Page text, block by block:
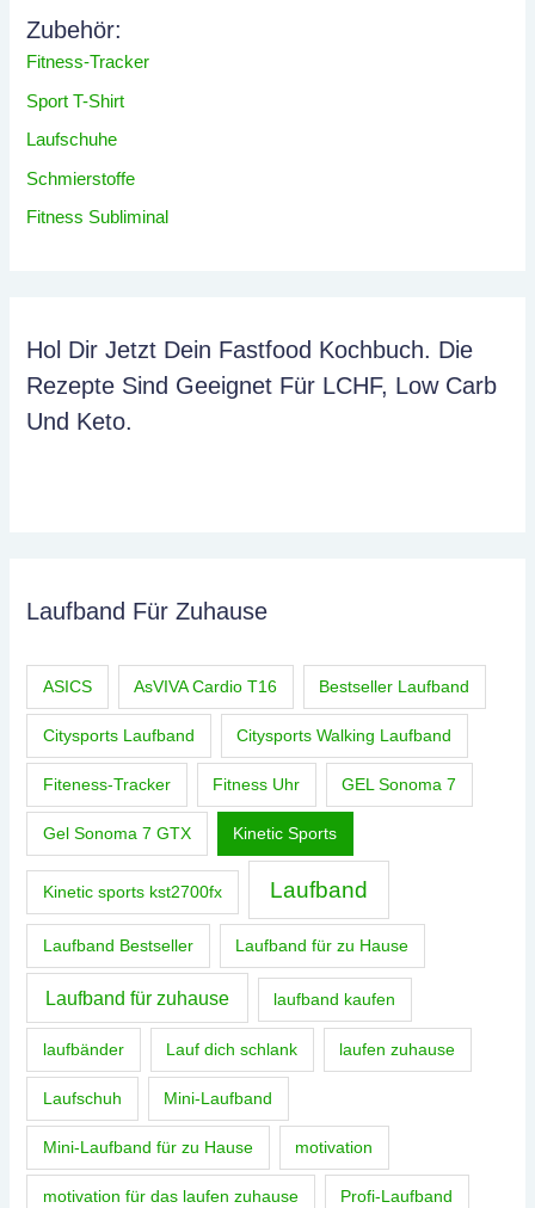
Zubehör:
Fitness-Tracker
Sport T-Shirt
Laufschuhe
Schmierstoffe
Fitness Subliminal
Hol Dir Jetzt Dein Fastfood Kochbuch. Die
Rezepte Sind Geeignet Für LCHF, Low Carb
Und Keto.
Laufband Für Zuhause
ASICS AsVIVA Cardio T16 Bestseller Laufband
Citysports Laufband Citysports Walking Laufband
Fiteness-Tracker Fitness Uhr GEL Sonoma 7
Gel Sonoma 7 GTX Kinetic Sports
Kinetic sports kst2700fx Laufband
Laufband Bestseller Laufband für zu Hause
Laufband für zuhause laufband kaufen
laufbänder Lauf dich schlank laufen zuhause
Laufschuh Mini-Laufband
Mini-Laufband für zu Hause motivation
motivation für das laufen zuhause Profi-Laufband